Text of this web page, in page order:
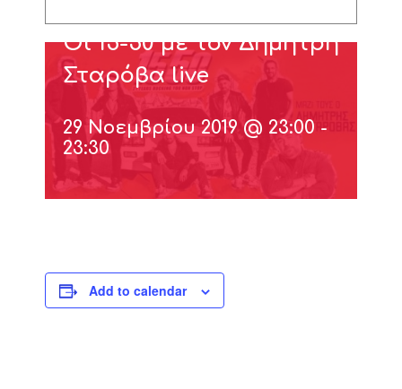
Οι 15-50 με τον Δημήτρη
Σταρόβα live
29 Νοεμβρίου 2019 @ 23:00 -
23:30
Add to calendar